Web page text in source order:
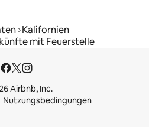
Kalifornien
mit Feuerstelle
Airbnb, Inc.
Nutzungsbedingungen